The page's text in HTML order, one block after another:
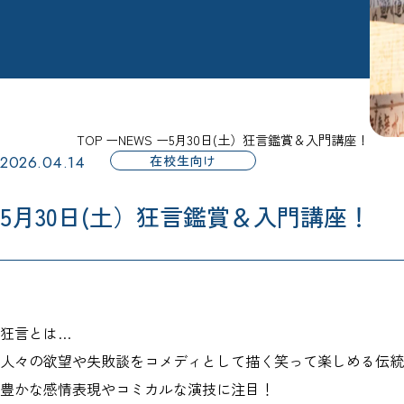
TOP NEWS 5月30日(土）狂言鑑賞＆入門講座！
2026.04.14 在校生向け
5月30日(土）狂言鑑賞＆入門講座！
狂言とは…
人々の欲望や失敗談をコメディとして描く笑って楽しめる伝
豊かな感情表現やコミカルな演技に注目！